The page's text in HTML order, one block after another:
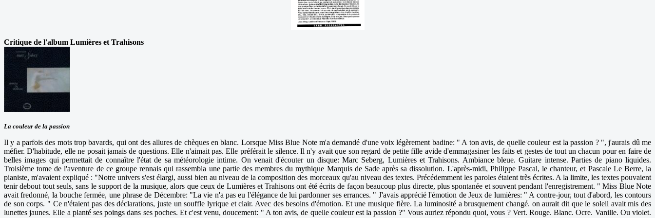
Critique de l'album Lumières et Trahisons
La couleur de la passion
Il y a parfois des mots trop bavards, qui ont des allures de chèques en blanc. Lorsque Miss Blue Note m'a demandé d'une voix légèrement badine: " A ton avis, de quelle couleur est la passion ? ", j'aurais dû me
méfier. D'habitude, elle ne posait jamais de questions. Elle n'aimait pas. Elle préférait le silence. Il n'y avait que son regard de petite fille avide d'emmagasiner les faits et gestes de tout un chacun pour en faire de
belles images qui permettait de connaître l'état de sa météorologie intime. On venait d'écouter un disque: Marc Seberg, Lumières et Trahisons. Ambiance bleue. Guitare intense. Parties de piano liquides.
Troisième tome de l'aventure de ce groupe rennais qui rassembla une partie des membres du mythique Marquis de Sade après sa dissolution. L'après-midi, Philippe Pascal, le chanteur, et Pascale Le Berre, la
pianiste, m'avaient expliqué : "Notre univers s'est élargi, aussi bien au niveau de la composition des morceaux qu'au niveau des textes. Précédemment les paroles étaient très écrites. A la limite, les textes pouvaient
tenir debout tout seuls, sans le support de la musique, alors que ceux de Lumières et Trahisons ont été écrits de façon beaucoup plus directe, plus spontanée et souvent pendant l'enregistrement. " Miss Blue Note
avait fredonné, la bouche fermée, une phrase de Décembre: "La vie n'a pas eu l'élégance de lui pardonner ses errances. " J'avais apprécié l'émotion de Jeux de lumières: " A contre-jour, tout d'abord, les contours
de son corps. " Ce n'étaient pas des déclarations, juste un souffle lyrique et clair. Avec des besoins d'émotion. Et une musique fière. La luminosité a brusquement changé. on aurait dit que le soleil avait mis des
lunettes jaunes. Elle a planté ses poings dans ses poches. Et c'est venu, doucement: " A ton avis, de quelle couleur est la passion ?" Vous auriez répondu quoi, vous ? Vert. Rouge. Blanc. Ocre. Vanille. Ou violet.